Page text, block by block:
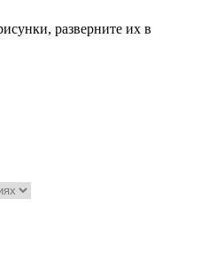
разверните их в